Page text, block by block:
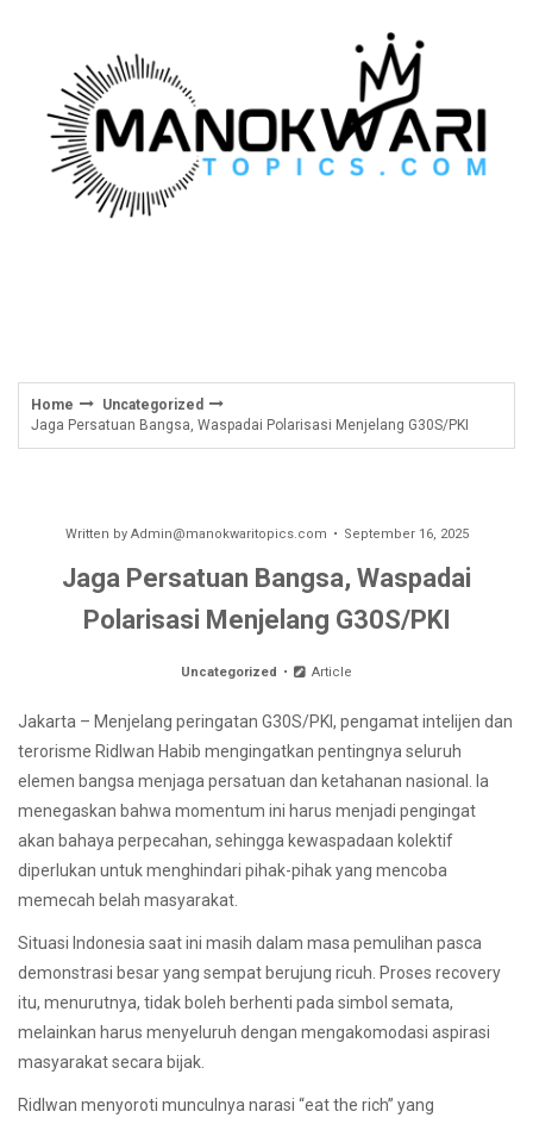
Home
Uncategorized
Jaga Persatuan Bangsa, Waspadai Polarisasi Menjelang G30S/PKI
Written by Admin@manokwaritopics.com September 16, 2025
Jaga Persatuan Bangsa, Waspadai
Polarisasi Menjelang G30S/PKI
Uncategorized Article
Jakarta – Menjelang peringatan G30S/PKI, pengamat intelijen dan
terorisme Ridlwan Habib mengingatkan pentingnya seluruh
elemen bangsa menjaga persatuan dan ketahanan nasional. Ia
menegaskan bahwa momentum ini harus menjadi pengingat
akan bahaya perpecahan, sehingga kewaspadaan kolektif
diperlukan untuk menghindari pihak-pihak yang mencoba
memecah belah masyarakat.
Situasi Indonesia saat ini masih dalam masa pemulihan pasca
demonstrasi besar yang sempat berujung ricuh. Proses recovery
itu, menurutnya, tidak boleh berhenti pada simbol semata,
melainkan harus menyeluruh dengan mengakomodasi aspirasi
masyarakat secara bijak.
Ridlwan menyoroti munculnya narasi “eat the rich” yang